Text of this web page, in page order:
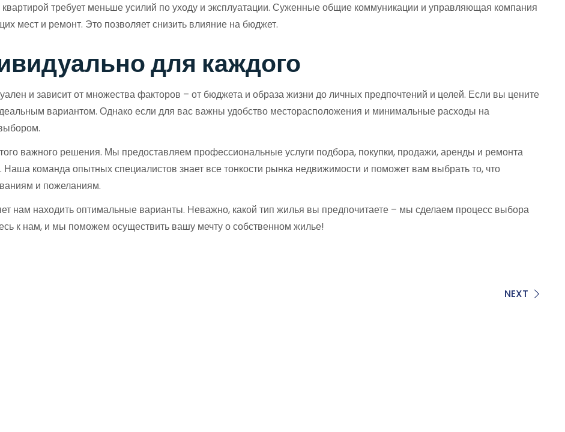
требует меньше усилий по уходу и эксплуатации. Суженные общие коммуникации и управляющая компания
мест и ремонт. Это позволяет снизить влияние на бюджет.
для каждого
и зависит от множества факторов – от бюджета и образа жизни до личных предпочтений и целей. Если вы цените
вариантом. Однако если для вас важны удобство месторасположения и минимальные расходы на
важного решения. Мы предоставляем профессиональные услуги подбора, покупки, продажи, аренды и ремонта
команда опытных специалистов знает все тонкости рынка недвижимости и поможет вам выбрать то, что
и пожеланиям.
нам находить оптимальные варианты. Неважно, какой тип жилья вы предпочитаете – мы сделаем процесс выбора
к нам, и мы поможем осуществить вашу мечту о собственном жилье!
NEXT